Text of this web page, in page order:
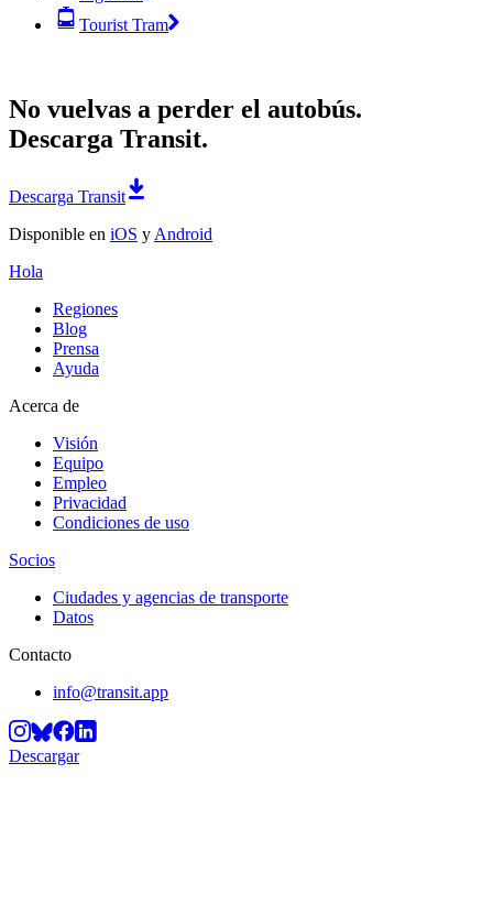
Tourist Tram
No vuelvas a perder el autobús.
Descarga Transit.
Descarga Transit
Disponible en iOS y Android
Hola
Regiones
Blog
Prensa
Ayuda
Acerca de
Visión
Equipo
Empleo
Privacidad
Condiciones de uso
Socios
Ciudades y agencias de transporte
Datos
Contacto
info@transit.app
Descargar